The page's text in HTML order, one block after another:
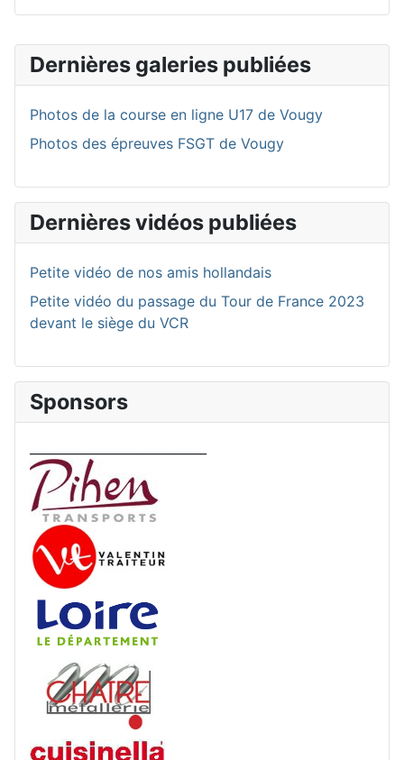
Dernières galeries publiées
Photos de la course en ligne U17 de Vougy
Photos des épreuves FSGT de Vougy
Dernières vidéos publiées
Petite vidéo de nos amis hollandais
Petite vidéo du passage du Tour de France 2023
devant le siège du VCR
Sponsors